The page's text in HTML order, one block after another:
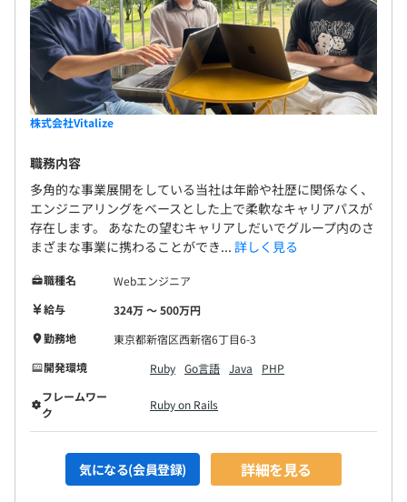
株式会社Vitalize
職務内容
多角的な事業展開をしている当社は年齢や社歴に関係なく、
エンジニアリングをベースとした上で柔軟なキャリアパスが
存在します。 あなたの望むキャリアしだいでグループ内のさ
まざまな事業に携わることができ... 詳しく見る
職種名
Webエンジニア
給与
324万 〜 500万円
勤務地
東京都新宿区西新宿6丁目6-3
開発環境
Ruby Go言語 Java
PHP
フレームワー
ク
Ruby on Rails
気になる(会員登録) 詳細を見る